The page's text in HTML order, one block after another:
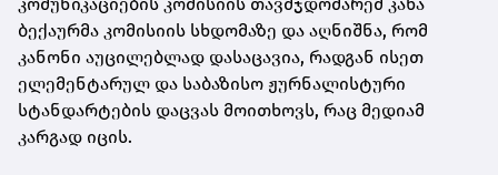
ბექაურმა კომისიის სხდომაზე და აღნიშნა, რომ
კანონი აუცილებლად დასაცავია, რადგან ისეთ
ელემენტარულ და საბაზისო ჟურნალისტური
სტანდარტების დაცვას მოითხოვს, რაც მედიამ
კარგად იცის.